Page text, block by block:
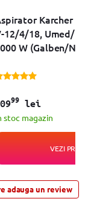
Karcher
12/4/18, Umed/
W (Galben/
99lei
stoc magazin
VEZI
adauga un review